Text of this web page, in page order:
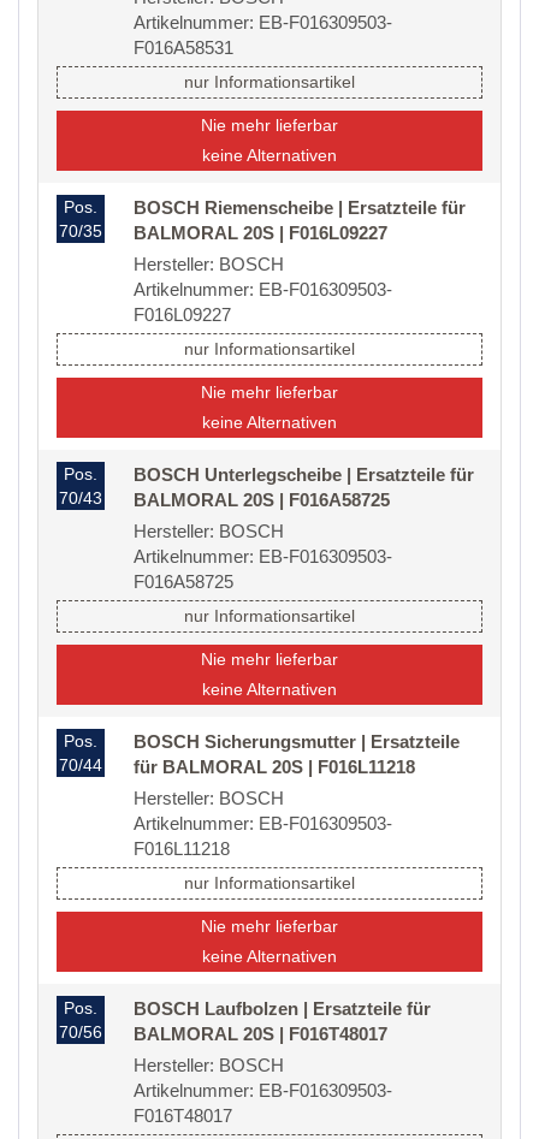
Artikelnummer: EB-F016309503-
F016A58531
nur Informationsartikel
Nie mehr lieferbar
keine Alternativen
Pos.
70/35
BOSCH Riemenscheibe | Ersatzteile für
BALMORAL 20S | F016L09227
Hersteller: BOSCH
Artikelnummer: EB-F016309503-
F016L09227
nur Informationsartikel
Nie mehr lieferbar
keine Alternativen
Pos.
70/43
BOSCH Unterlegscheibe | Ersatzteile für
BALMORAL 20S | F016A58725
Hersteller: BOSCH
Artikelnummer: EB-F016309503-
F016A58725
nur Informationsartikel
Nie mehr lieferbar
keine Alternativen
Pos.
70/44
BOSCH Sicherungsmutter | Ersatzteile
für BALMORAL 20S | F016L11218
Hersteller: BOSCH
Artikelnummer: EB-F016309503-
F016L11218
nur Informationsartikel
Nie mehr lieferbar
keine Alternativen
Pos.
70/56
BOSCH Laufbolzen | Ersatzteile für
BALMORAL 20S | F016T48017
Hersteller: BOSCH
Artikelnummer: EB-F016309503-
F016T48017